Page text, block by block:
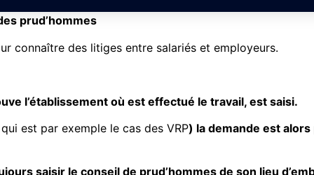
prud’hommes
connaître des litiges entre salariés et employeurs.
l’établissement où est effectué le travail, est saisi.
est par exemple le cas des VRP) la demande est
saisir le conseil de prud’hommes de son lieu